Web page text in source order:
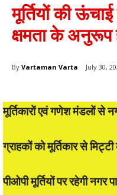
मूर्तियों की
क्षमता के अनुरूप
By Vartaman Varta July 30,
मूर्तिकारों एवं गणेश मंडलों से
ग्राहकों को मूर्तिकार से
पीओपी मूर्तियों पर रहेगी नगर